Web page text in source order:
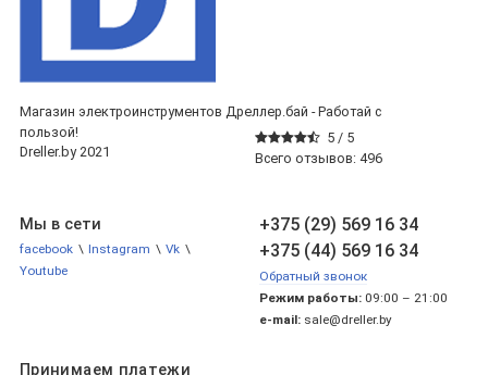
Магазин электроинструментов Дреллер.бай - Работай с
пользой!
5 / 5
Всего отзывов: 496
Dreller.by 2021
+375 (29) 569 16 34
+375 (44) 569 16 34
Обратный звонок
Режим работы: 09:00 – 21:00
e-mail: sale@dreller.by
Мы в сети
facebook \ Instagram \ Vk \
Youtube
Принимаем платежи